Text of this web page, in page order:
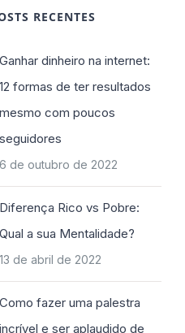
RECENTES
Ganhar dinheiro na internet:
12 formas de ter resultados
mesmo com poucos
seguidores
6 de outubro de 2022
Diferença Rico vs Pobre:
Qual a sua Mentalidade?
13 de abril de 2022
Como fazer uma palestra
incrível e ser aplaudido de